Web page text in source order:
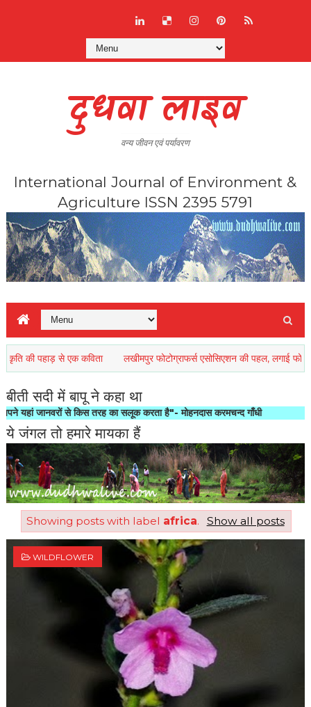
दुधवा लाइव
वन्य जीवन एवं पर्यावरण
International Journal of Environment &
Agriculture ISSN 2395 5791
पहाड़ से एक कविता लखीमपुर फोटोग्राफर्स एसोसिएशन की पहल, लगाई फोटो प्रदर्शनी
बीती सदी में बापू ने कहा था
से किस तरह का सलूक करता है"- मोहनदास करमचन्द गाँधी
ये जंगल तो हमारे मायका हैं
Showing posts with label africa. Show all posts
WILDFLOWER